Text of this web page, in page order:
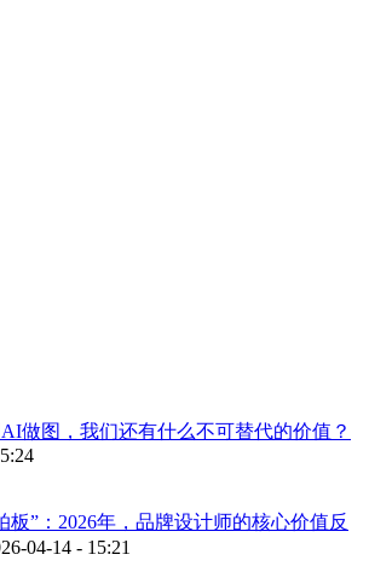
做图，我们还有什么不可替代的价值？
板”：2026年，品牌设计师的核心价值反
04-14 - 15:21